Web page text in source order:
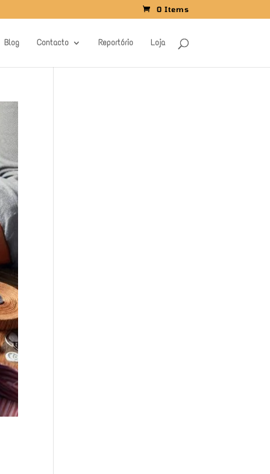
0 Items
Blog Contacto Reportório Loja